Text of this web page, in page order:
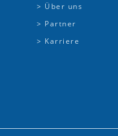
> Über uns
> Partner
> Karriere